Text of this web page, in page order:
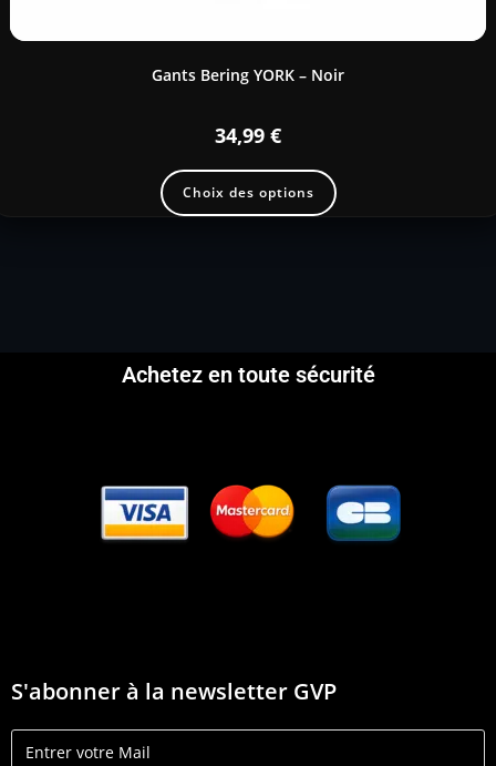
Gants Bering YORK – Noir
34,99 €
Choix des options
Achetez en toute sécurité
S'abonner à la newsletter GVP